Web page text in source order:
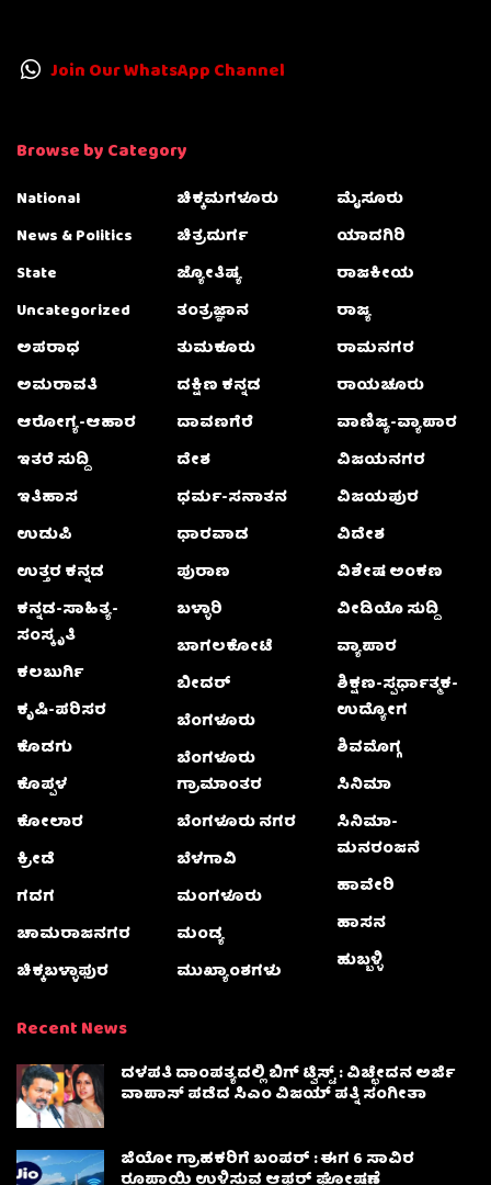
Join Our WhatsApp Channel
Browse by Category
National
News & Politics
State
Uncategorized
ಅಪರಾಧ
ಅಮರಾವತಿ
ಆರೋಗ್ಯ-ಆಹಾರ
ಇತರೆ ಸುದ್ದಿ
ಇತಿಹಾಸ
ಉಡುಪಿ
ಉತ್ತರ ಕನ್ನಡ
ಕನ್ನಡ-ಸಾಹಿತ್ಯ-
ಸಂಸ್ಕೃತಿ
ಕಲಬುರ್ಗಿ
ಕೃಷಿ-ಪರಿಸರ
ಕೊಡಗು
ಕೊಪ್ಪಳ
ಕೋಲಾರ
ಕ್ರೀಡೆ
ಗದಗ
ಚಾಮರಾಜನಗರ
ಚಿಕ್ಕಬಳ್ಳಾಫುರ
ಚಿಕ್ಕಮಗಳೂರು
ಚಿತ್ರದುರ್ಗ
ಜ್ಯೋತಿಷ್ಯ
ತಂತ್ರಜ್ಞಾನ
ತುಮಕೂರು
ದಕ್ಷಿಣ ಕನ್ನಡ
ದಾವಣಗೆರೆ
ದೇಶ
ಧರ್ಮ-ಸನಾತನ
ಧಾರವಾಡ
ಪುರಾಣ
ಬಳ್ಳಾರಿ
ಬಾಗಲಕೋಟೆ
ಬೀದರ್
ಬೆಂಗಳೂರು
ಬೆಂಗಳೂರು
ಗ್ರಾಮಾಂತರ
ಬೆಂಗಳೂರು ನಗರ
ಬೆಳಗಾವಿ
ಮಂಗಳೂರು
ಮಂಡ್ಯ
ಮುಖ್ಯಾಂಶಗಳು
ಮೈಸೂರು
ಯಾದಗಿರಿ
ರಾಜಕೀಯ
ರಾಜ್ಯ
ರಾಮನಗರ
ರಾಯಚೂರು
ವಾಣಿಜ್ಯ-ವ್ಯಾಪಾರ
ವಿಜಯನಗರ
ವಿಜಯಪುರ
ವಿದೇಶ
ವಿಶೇಷ ಅಂಕಣ
ವೀಡಿಯೊ ಸುದ್ದಿ
ವ್ಯಾಪಾರ
ಶಿಕ್ಷಣ-ಸ್ಪರ್ಧಾತ್ಮಕ-
ಉದ್ಯೋಗ
ಶಿವಮೊಗ್ಗ
ಸಿನಿಮಾ
ಸಿನಿಮಾ-
ಮನರಂಜನೆ
ಹಾವೇರಿ
ಹಾಸನ
ಹುಬ್ಬಳ್ಳಿ
Recent News
ದಳಪತಿ ದಾಂಪತ್ಯದಲ್ಲಿ ಬಿಗ್ ಟ್ವಿಸ್ಟ್ : ವಿಚ್ಛೇದನ ಅರ್ಜಿ
ವಾಪಾಸ್‌ ಪಡೆದ ಸಿಎಂ ವಿಜಯ್ ಪತ್ನಿ ಸಂಗೀತಾ‌
ಜಿಯೋ ಗ್ರಾಹಕರಿಗೆ ಬಂಪರ್ : ಈಗ 6 ಸಾವಿರ